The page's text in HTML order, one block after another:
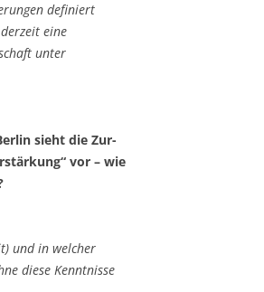
definiert
eine
unter
sieht die Zur-
vor – wie
und in welcher
diese Kenntnis­se